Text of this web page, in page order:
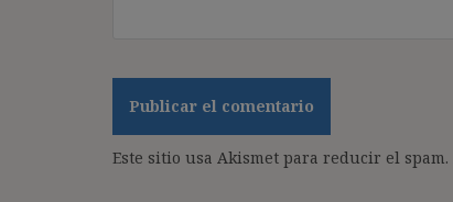
Este sitio usa Akismet para reducir el spam.